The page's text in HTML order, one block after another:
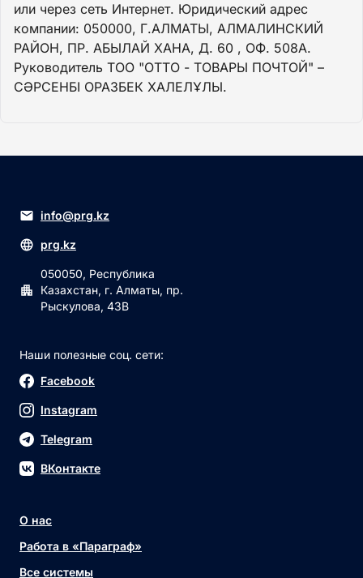
или через сеть Интернет. Юридический адрес
компании: 050000, Г.АЛМАТЫ, АЛМАЛИНСКИЙ
РАЙОН, ПР. АБЫЛАЙ ХАНА, Д. 60 , ОФ. 508А.
Руководитель ТОО "ОТТО - ТОВАРЫ ПОЧТОЙ" –
СӘРСЕНБІ ОРАЗБЕК ХАЛЕЛҰЛЫ.
info@prg.kz
prg.kz
050050, Республика
Казахстан, г. Алматы, пр.
Рыскулова, 43В
Наши полезные соц. сети:
Facebook
Instagram
Telegram
ВКонтакте
О нас
Работа в «Параграф»
Все системы